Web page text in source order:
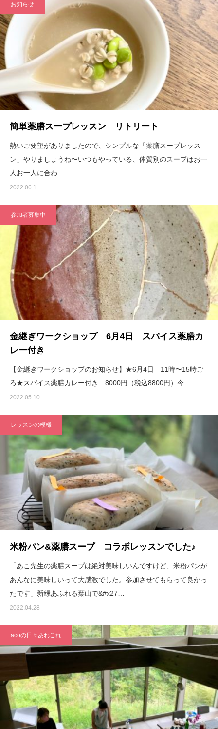
お知らせ
簡単薬膳スープレッスン リトリート
熱いご要望がありましたので、シンプルな「薬膳スープレッス
ン」やりましょうね〜いつもやっている、体質別のスープはお一
人お一人に合わ…
2022.06.1
参加者募集中
金継ぎワークショップ 6月4日 スパイス薬膳カ
レー付き
【金継ぎワークショップのお知らせ】★6月4日 11時〜15時ご
ろ★スパイス薬膳カレー付き 8000円（税込8800円）今…
2022.05.10
レッスンの模様
米粉パン&薬膳スープ コラボレッスンでした♪
「あこ先生の薬膳スープは絶対美味しいんですけど、米粉パンが
あんなに美味しいって大感激でした。参加させてもらって良かっ
たです」新緑あふれる葉山で&#x27…
2022.04.28
acoの日々あれこれ